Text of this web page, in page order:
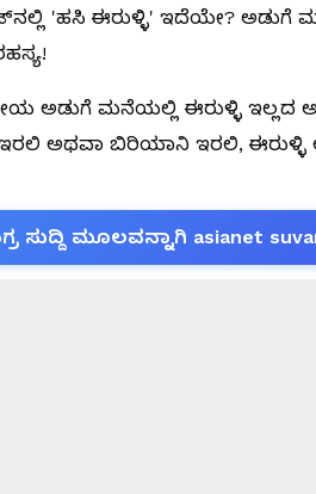
'ಹಸಿ ಈರುಳ್ಳಿ' ಇದೆಯೇ? ಅಡುಗೆ
ಅಡುಗೆ ಮನೆಯಲ್ಲಿ ಈರುಳ್ಳಿ ಇಲ್ಲದ
ಅಥವಾ ಬಿರಿಯಾನಿ ಇರಲಿ, ಈರುಳ್ಳಿ
ಸುದ್ದಿ ಮೂಲವನ್ನಾಗಿ asianet